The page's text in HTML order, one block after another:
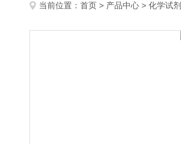
当前位置： 首页 > 产品中心 > 化学试剂